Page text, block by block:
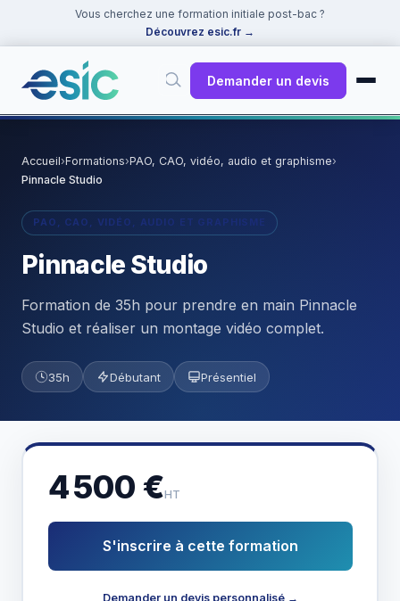
Vous cherchez une formation initiale post-bac ?
Découvrez esic.fr →
Demander un devis
Rechercher
Docker
Accueil›Formations›PAO, CAO, vidéo, audio et graphisme›
Pinnacle Studio
PAO, CAO, VIDÉO, AUDIO ET GRAPHISME
Pinnacle Studio
Formation de 35h pour prendre en main Pinnacle
Studio et réaliser un montage vidéo complet.
35h Débutant Présentiel
4 500 €HT
S'inscrire à cette formation
Demander un devis personnalisé →